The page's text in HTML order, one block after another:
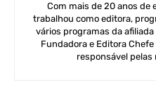
Com mais de 20 anos de
trabalhou como editora,
vários programas da
Fundadora e Editora
responsável